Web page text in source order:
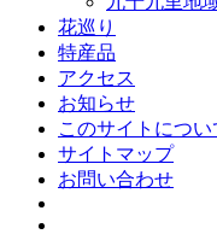
花巡り
特産品
アクセス
お知らせ
このサイトについ
サイトマップ
お問い合わせ